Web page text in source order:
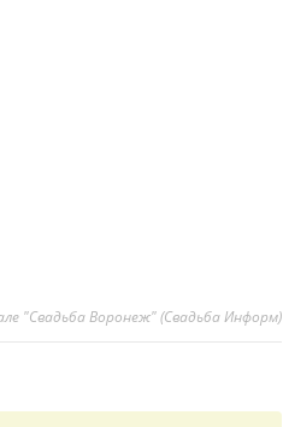
"Свадьба Воронеж" (Свадьба Информ)